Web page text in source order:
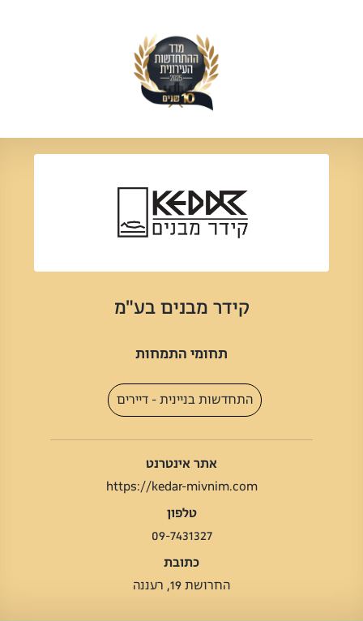
קידר מבנים בע"מ
תחומי התמחות
התחדשות בניינית - דיירים
אתר אינטרנט
https://kedar-mivnim.com
טלפון
09-7431327
כתובת
החרושת 19, רעננה